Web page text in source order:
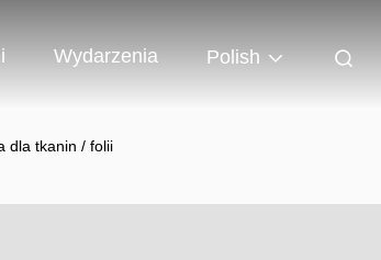
Wydarzenia Polish
dla tkanin / folii